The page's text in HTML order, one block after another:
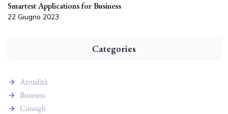
Smartest Applications for Business
22 Giugno 2023
Categories
Attualità
Business
Consigli